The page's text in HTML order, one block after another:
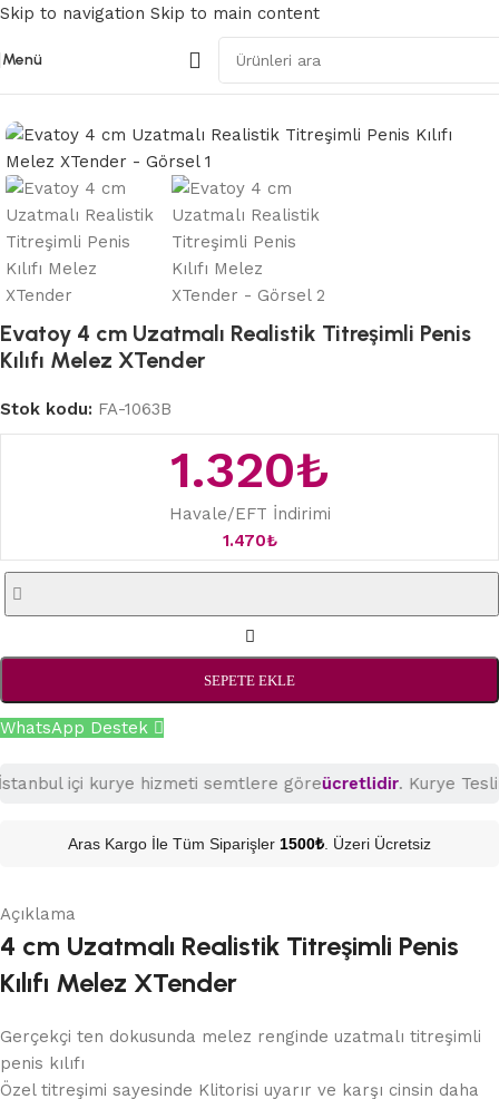
Skip to navigation Skip to main content
Menü
Evatoy 4 cm Uzatmalı Realistik Titreşimli Penis
Kılıfı Melez XTender
Stok kodu: FA-1063B
1.320₺
Havale/EFT İndirimi
1.470₺
SEPETE EKLE
WhatsApp Destek
içi kurye hizmeti semtlere göre ücretlidir. Kurye
Aras Kargo İle Tüm Siparişler 1500₺ . Üzeri Ücretsiz
Açıklama
4 cm Uzatmalı Realistik Titreşimli Penis
Kılıfı Melez XTender
Gerçekçi ten dokusunda melez renginde uzatmalı titreşimli
penis kılıfı
Özel titreşimi sayesinde Klitorisi uyarır ve karşı cinsin daha